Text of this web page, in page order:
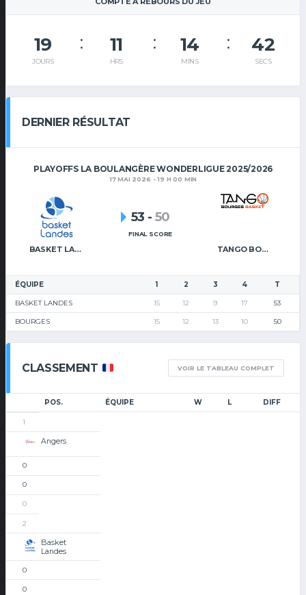
19
JOURS
11
HRS
14
MINS
41
SECS
DERNIER RÉSULTAT
PLAYOFFS LA BOULANGÈRE WONDERLIGUE 2025/2026
17 MAI 2026 - 19 H 00 MIN
BASKET LANDES TANGO BOURGES BASKET
53 - 50
FINAL SCORE
ÉQUIPE 1 2 3 4 T
BASKET LANDES 15 12 9 17 53
BOURGES 15 12 13 10 50
CLASSEMENT VOIR LE TABLEAU COMPLET
POS. ÉQUIPE W L DIFF
1
Angers
0
0
0
2
Basket
Landes
0
0